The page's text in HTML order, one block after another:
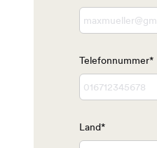
Telefonnummer*
Land*